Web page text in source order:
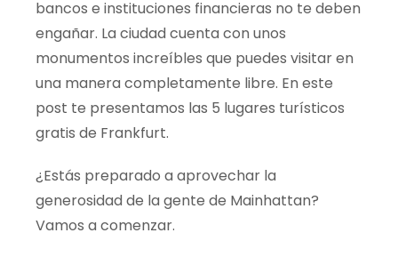
bancos e instituciones financieras no te deben
engañar. La ciudad cuenta con unos
monumentos increíbles que puedes visitar en
una manera completamente libre. En este
post te presentamos las 5 lugares turísticos
gratis de Frankfurt.
¿Estás preparado a aprovechar la
generosidad de la gente de Mainhattan?
Vamos a comenzar.